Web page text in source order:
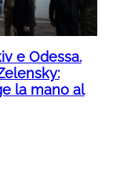
e Odessa.
la mano al